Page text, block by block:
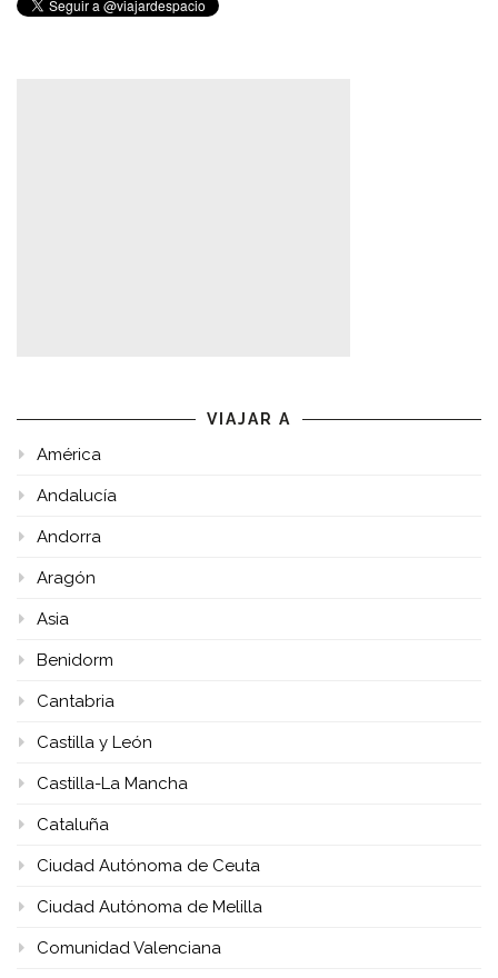
VIAJAR A
América
Andalucía
Andorra
Aragón
Asia
Benidorm
Cantabria
Castilla y León
Castilla-La Mancha
Cataluña
Ciudad Autónoma de Ceuta
Ciudad Autónoma de Melilla
Comunidad Valenciana